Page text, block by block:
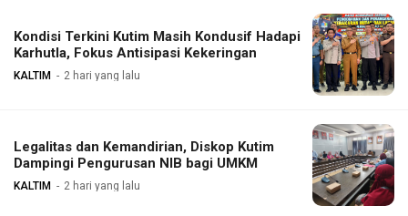
Kondisi Terkini Kutim Masih Kondusif Hadapi
Karhutla, Fokus Antisipasi Kekeringan
KALTIM 2 hari yang lalu
Legalitas dan Kemandirian, Diskop Kutim
Dampingi Pengurusan NIB bagi UMKM
KALTIM 2 hari yang lalu